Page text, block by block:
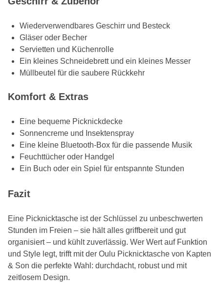
Wiederverwendbares Geschirr und Besteck
Gläser oder Becher
Servietten und Küchenrolle
Ein kleines Schneidebrett und ein kleines Messer
Müllbeutel für die saubere Rückkehr
Komfort & Extras
Eine bequeme Picknickdecke
Sonnencreme und Insektenspray
Eine kleine Bluetooth-Box für die passende Musik
Feuchttücher oder Handgel
Ein Buch oder ein Spiel für entspannte Stunden
Fazit
Eine Picknicktasche ist der Schlüssel zu unbeschwerten
Stunden im Freien – sie hält alles griffbereit und gut
organisiert – und kühlt zuverlässig. Wer Wert auf Funktion
und Style legt, trifft mit der Oulu Picknicktasche von Kapten
& Son die perfekte Wahl: durchdacht, robust und mit
zeitlosem Design.